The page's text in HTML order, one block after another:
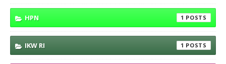
HPN 1
IKW RI 1